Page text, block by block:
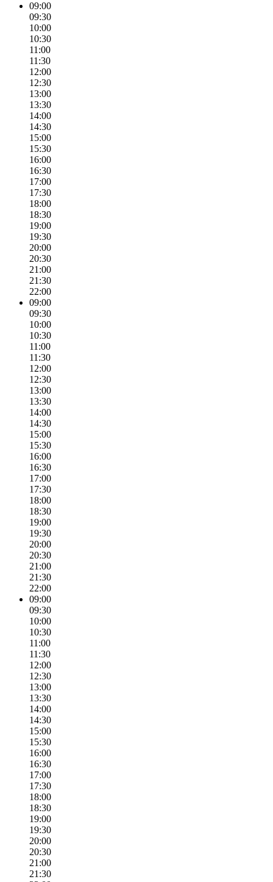
09:00
09:30
10:00
10:30
11:00
11:30
12:00
12:30
13:00
13:30
14:00
14:30
15:00
15:30
16:00
16:30
17:00
17:30
18:00
18:30
19:00
19:30
20:00
20:30
21:00
21:30
22:00
09:00
09:30
10:00
10:30
11:00
11:30
12:00
12:30
13:00
13:30
14:00
14:30
15:00
15:30
16:00
16:30
17:00
17:30
18:00
18:30
19:00
19:30
20:00
20:30
21:00
21:30
22:00
09:00
09:30
10:00
10:30
11:00
11:30
12:00
12:30
13:00
13:30
14:00
14:30
15:00
15:30
16:00
16:30
17:00
17:30
18:00
18:30
19:00
19:30
20:00
20:30
21:00
21:30